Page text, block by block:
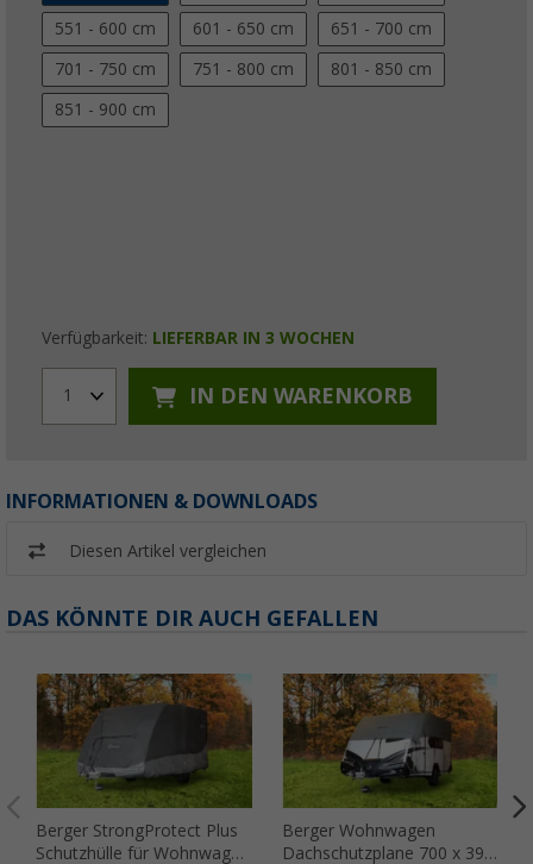
551 - 600 cm 601 - 650 cm 651 - 700 cm
701 - 750 cm 751 - 800 cm 801 - 850 cm
851 - 900 cm
Verfügbarkeit: LIEFERBAR IN 3 WOCHEN
1 IN DEN WARENKORB
INFORMATIONEN & DOWNLOADS
Diesen Artikel vergleichen
DAS KÖNNTE DIR AUCH GEFALLEN
Berger StrongProtect Plus
Schutzhülle für Wohnwagen
Berger Wohnwagen
Dachschutzplane 700 x 390